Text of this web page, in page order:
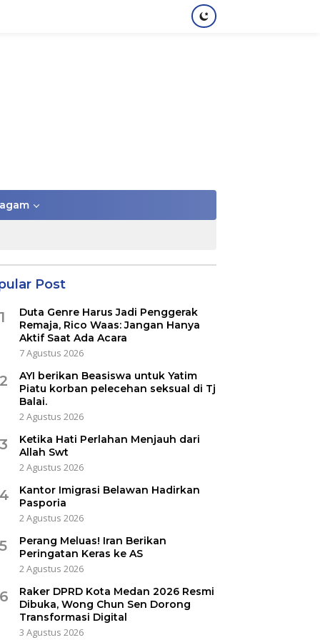
Post
Duta Genre Harus Jadi Penggerak
Remaja, Rico Waas: Jangan Hanya
Aktif Saat Ada Acara
7 Agustus 2026
AYI berikan Beasiswa untuk Yatim
Piatu korban pelecehan seksual di Tj
Balai.
2 Agustus 2026
Ketika Hati Perlahan Menjauh dari
Allah Swt
2 Agustus 2026
Kantor Imigrasi Belawan Hadirkan
Pasporia
2 Agustus 2026
Perang Meluas! Iran Berikan
Peringatan Keras ke AS
2 Agustus 2026
Raker DPRD Kota Medan 2026 Resmi
Dibuka, Wong Chun Sen Dorong
Transformasi Digital
3 Agustus 2026